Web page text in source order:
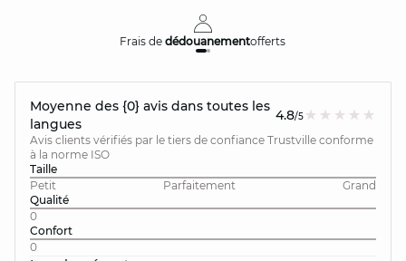
Frais dedédouanementofferts
Moyenne des {0} avis dans toutes les
langues
4.8/5
Avis clients vérifiés par le tiers de confiance Trustville conforme
à la norme ISO
Taille
Petit
Parfaitement
Grand
Qualité
0
Confort
0